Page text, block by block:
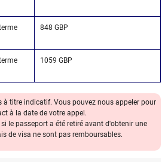
848 GBP
1059 GBP
à titre indicatif. Vous pouvez nous appeler pour
à la date de votre appel.
si le passeport a été retiré avant d'obtenir une
de visa ne sont pas remboursables.